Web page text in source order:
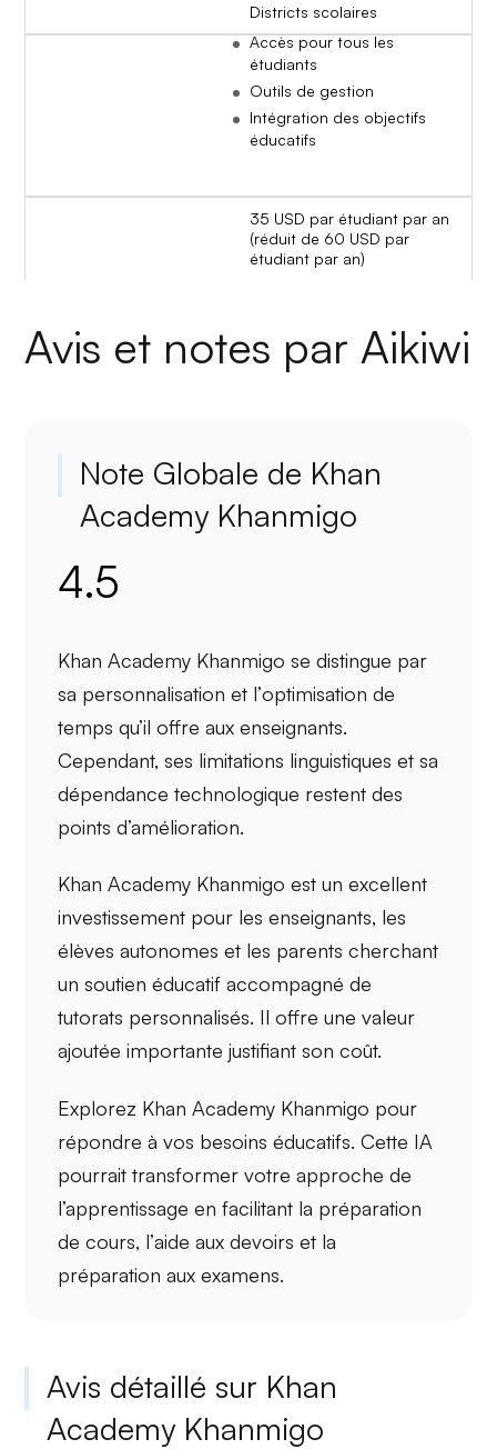
Districts scolaires
Accès pour tous les
étudiants
Outils de gestion
Intégration des objectifs
éducatifs
35 USD par étudiant par an
(réduit de 60 USD par
étudiant par an)
Avis et notes par Aikiwi
Note Globale de Khan
Academy Khanmigo
4.5
Khan Academy Khanmigo se distingue par
sa personnalisation et l’optimisation de
temps qu’il offre aux enseignants.
Cependant, ses limitations linguistiques et sa
dépendance technologique restent des
points d’amélioration.
Khan Academy Khanmigo est un excellent
investissement pour lesenseignants, les
élèves autonomes et les parents cherchant
un soutien éducatif accompagné de
tutorats personnalisés. Il offre unevaleur
ajoutée importante justifiant son coût.
Explorez Khan Academy Khanmigo pour
répondre à vos besoins éducatifs. Cette IA
pourrait transformer votre approche de
l’apprentissage en facilitant la préparation
de cours, l’aide aux devoirs et la
préparation aux examens.
Avis détaillé sur Khan
Academy Khanmigo